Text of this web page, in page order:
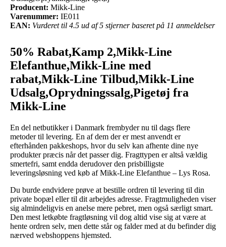
Producent: Mikk-Line
Varenummer: IE011
EAN: Vurderet til 4.5 ud af 5 stjerner baseret på 11 anmeldelser
50% Rabat,Kamp 2,Mikk-Line
Elefanthue,Mikk-Line med
rabat,Mikk-Line Tilbud,Mikk-Line
Udsalg,Oprydningssalg,Pigetøj fra
Mikk-Line
En del netbutikker i Danmark frembyder nu til dags flere
metoder til levering. En af dem der er mest anvendt er
efterhånden pakkeshops, hvor du selv kan afhente dine nye
produkter præcis når det passer dig. Fragttypen er altså vældig
smertefri, samt endda derudover den prisbilligste
leveringsløsning ved køb af Mikk-Line Elefanthue – Lys Rosa.
Du burde endvidere prøve at bestille ordren til levering til din
private bopæl eller til dit arbejdes adresse. Fragtmuligheden viser
sig almindeligvis en anelse mere pebret, men også særligt smart.
Den mest letkøbte fragtløsning vil dog altid vise sig at være at
hente ordren selv, men dette står og falder med at du befinder dig
nærved webshoppens hjemsted.